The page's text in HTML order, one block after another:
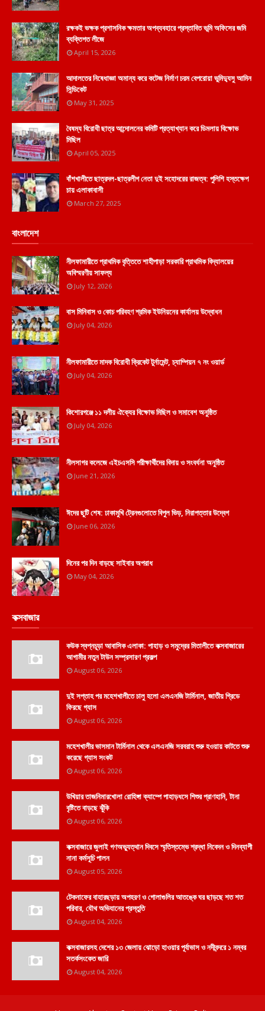
রক্ষকই ভক্ষক প্রশাসনিক ক্ষমতার অপব্যবহারে প্রস্তাবিত ভূমি অফিসের জমি
ব্যক্তিগত লীজে
April 15, 2026
আদালতের নিষেধাজ্ঞা অমান্য করে কটেজ নির্মাণ চরম বেপরোয়া ভুমিদ্যুসু আমিন
সিন্ডিকেট
May 31, 2025
বৈষম্য বিরোধী ছাত্র আন্দোলনের কমিটি প্রত্যাখ্যান করে ডিমলায় বিক্ষোভ
মিছিল
April 05, 2025
বাঁশখালীতে ছাত্রদল-ছাত্রলীগ নেতা দুই সহোদরের রাজত্ব: পুলিশি হস্তক্ষেপ
চায় এলাকাবাসী
March 27, 2025
বাংলাদেশ
নীলফামারীতে প্রাথমিক বৃত্তিতে শাহীপাড়া সরকারি প্রাথমিক বিদ্যালয়ের
অবিস্মরণীয় সাফল্য
July 12, 2026
বাস মিনিবাস ও কোচ পরিবহণ শ্রমিক ইউনিয়নের কার্যালয় উদ্বোধন
July 04, 2026
নীলফামারীতে মাদক বিরোধী ক্রিকেট টুর্নামেন্ট, চ্যাম্পিয়ন ৭ নং ওয়ার্ড
July 04, 2026
কিশোরগঞ্জে ১১ দলীয় ঐক্যের বিক্ষোভ মিছিল ও সমাবেশ অনুষ্ঠিত
July 04, 2026
নীলসাগর কলেজে এইচএসসি পরীক্ষার্থীদের বিদায় ও সংবর্ধনা অনুষ্ঠিত
June 21, 2026
ঈদের ছুটি শেষ: ঢাকামুখি ট্রেনগুলোতে বিপুল ভিড়, নিরাপত্তার উদ্বেগ
June 06, 2026
দিনের পর দিন বাড়ছে সাইবার অপরাধ
May 04, 2026
কক্সবাজার
কউক স্বপ্নচূড়া আবাসিক এলাকা: পাহাড় ও সমুদ্রের মিতালীতে কক্সবাজারের
আগামীর নতুন টাউন সম্প্রসারণ প্রকল্প
August 06, 2026
দুই সপ্তাহ পর মহেশখালীতে চালু হলো এলএনজি টার্মিনাল, জাতীয় গ্রিডে
ফিরছে গ্যাস
August 06, 2026
মহেশখালীর ভাসমান টার্মিনাল থেকে এলএনজি সরবরাহ শুরু হওয়ায় কাটতে শুরু
করেছে গ্যাস সংকট
August 06, 2026
উখিয়ার তাজনিমারখোলা রোহিঙ্গা ক্যাম্পে পাহাড়ধসে শিশুর প্রাণহানি, টানা
বৃষ্টিতে বাড়ছে ঝুঁকি
August 06, 2026
কক্সবাজারে জুলাই গণঅভ্যুত্থান দিবসে স্মৃতিস্তম্ভে শ্রদ্ধা নিবেদন ও দিনব্যাপী
নানা কর্মসূচি পালন
August 05, 2026
টেকনাফের বাহারছড়ায় অপহরণ ও গোলাগুলির আতঙ্কে ঘর ছাড়ছে শত শত
পরিবার, যৌথ অভিযানের প্রস্তুতি
August 04, 2026
কক্সবাজারসহ দেশের ১৩ জেলায় ঝোড়ো হাওয়ার পূর্বাভাস ও নদীবন্দরে ১ নম্বর
সতর্কসংকেত জারি
August 04, 2026